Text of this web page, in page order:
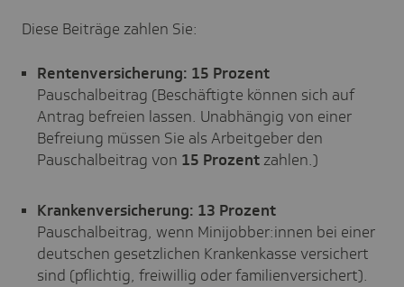
Diese Beiträge zahlen Sie:
Rentenversicherung: 15 Prozent
Pauschalbeitrag (Beschäftigte können sich auf
Antrag befreien lassen. Unabhängig von einer
Befreiung müssen Sie als Arbeitgeber den
Pauschalbeitrag von 15 Prozentzahlen.)
Krankenversicherung: 13 Prozent
Pauschalbeitrag, wenn Minijobber:innen bei einer
deutschen gesetzlichen Krankenkasse versichert
sind (pflichtig, freiwillig oder familienversichert).